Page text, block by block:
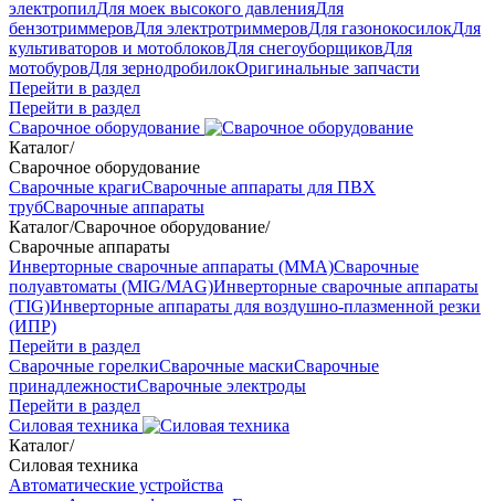
электропилДля моек высокого давленияДля
бензотриммеровДля электротриммеровДля газонокосилокДля
культиваторов и мотоблоковДля снегоуборщиковДля
мотобуровДля зернодробилокОригинальные запчасти
Перейти в раздел
Перейти в раздел
Сварочное оборудование
Каталог/
Сварочное оборудование
Сварочные крагиСварочные аппараты для ПВХ
трубСварочные аппараты
Каталог/Сварочное оборудование/
Сварочные аппараты
Инверторные сварочные аппараты (ММА)Сварочные
полуавтоматы (MIG/MAG)Инверторные сварочные аппараты
(TIG)Инверторные аппараты для воздушно-плазменной резки
(ИПР)
Перейти в раздел
Сварочные горелкиСварочные маскиСварочные
принадлежностиСварочные электроды
Перейти в раздел
Силовая техника
Каталог/
Силовая техника
Автоматические устройства